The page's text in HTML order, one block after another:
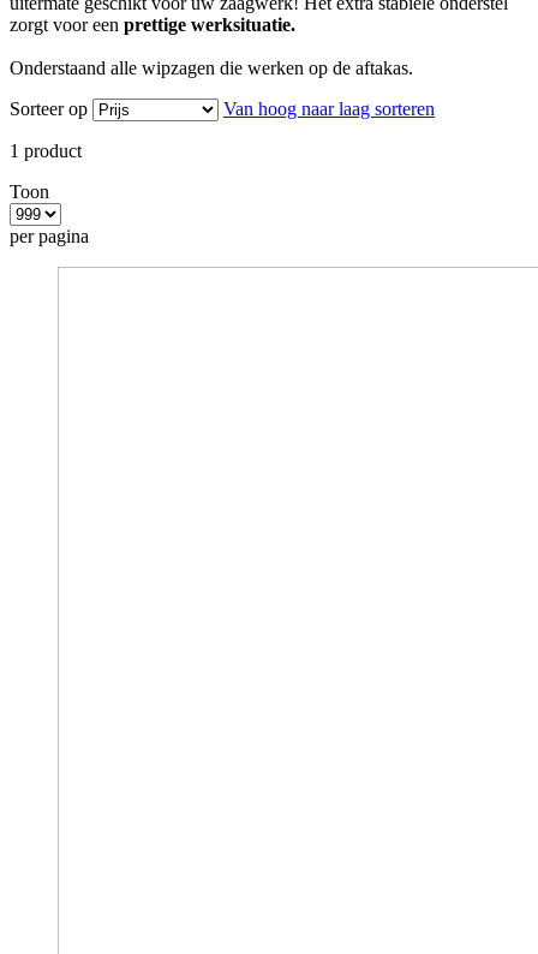
zorgt voor een prettige werksituatie.
Onderstaand alle wipzagen die werken op de aftakas.
Sorteer op
Van hoog naar laag sorteren
1 product
Toon
per pagina